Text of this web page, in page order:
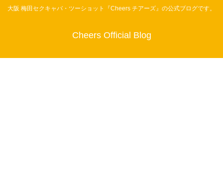
大阪 梅田セクキャバ・ツーショット『Cheers チアーズ』の公式ブログです。
Cheers Official Blog